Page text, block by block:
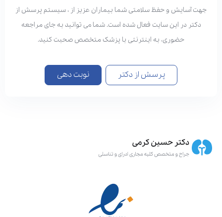
آسایش و حفظ سلامتی شما بیماران عزیز از ، سیستم پرسش از
دکتر در این سایت فعال شده است. شما می توانید به جای مراجعه
حضوری، به اینترنتی با پزشک متخصص صحبت کنید.
پرسش از دکتر نوبت دهی